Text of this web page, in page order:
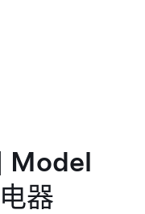
Model
器